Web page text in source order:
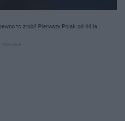
to zrobi! Pierwszy Polak od 44 lat!